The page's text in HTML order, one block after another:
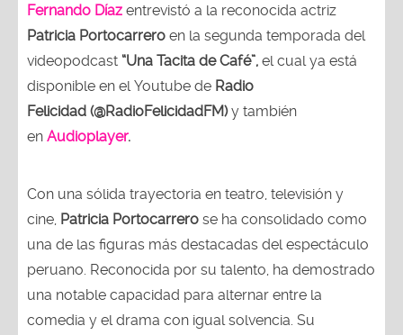
Fernando Díaz entrevistó a la reconocida actriz
Patricia Portocarrero en la segunda temporada del
videopodcast “Una Tacita de Café”, el cual ya está
disponible en el Youtube de Radio
Felicidad (@RadioFelicidadFM)y también
en Audioplayer.
Con una sólida trayectoria en teatro, televisión y
cine, Patricia Portocarrero se ha consolidado como
una de las figuras más destacadas del espectáculo
peruano. Reconocida por su talento, ha demostrado
una notable capacidad para alternar entre la
comedia y el drama con igual solvencia. Su